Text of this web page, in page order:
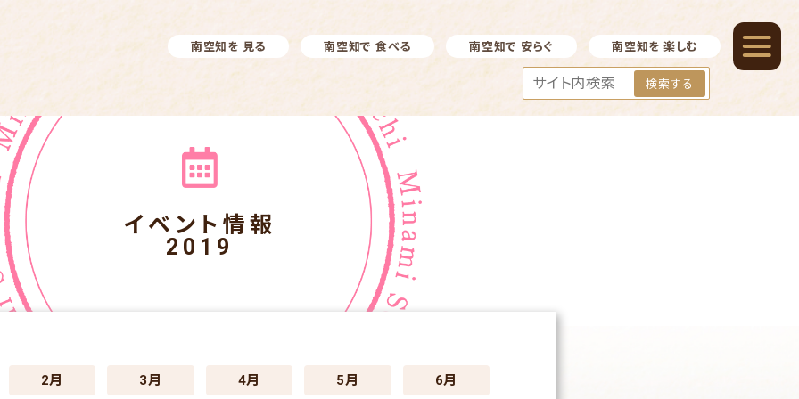
南空知を 見る 南空知で 食べる 南空知で 安らぐ 南空知を 楽しむ
検索する
イベント情報
2019
2月 3月 4月 5月 6月